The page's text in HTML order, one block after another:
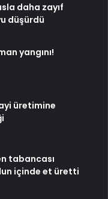
daha zayıf
düşürdü
yangını!
üretimine
tabancası
içinde et üretti